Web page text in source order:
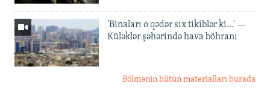
'Binaları o qədər sıx tikiblər ki...' —
Küləklər şəhərində hava böhranı
Bölmənin bütün materialları burada